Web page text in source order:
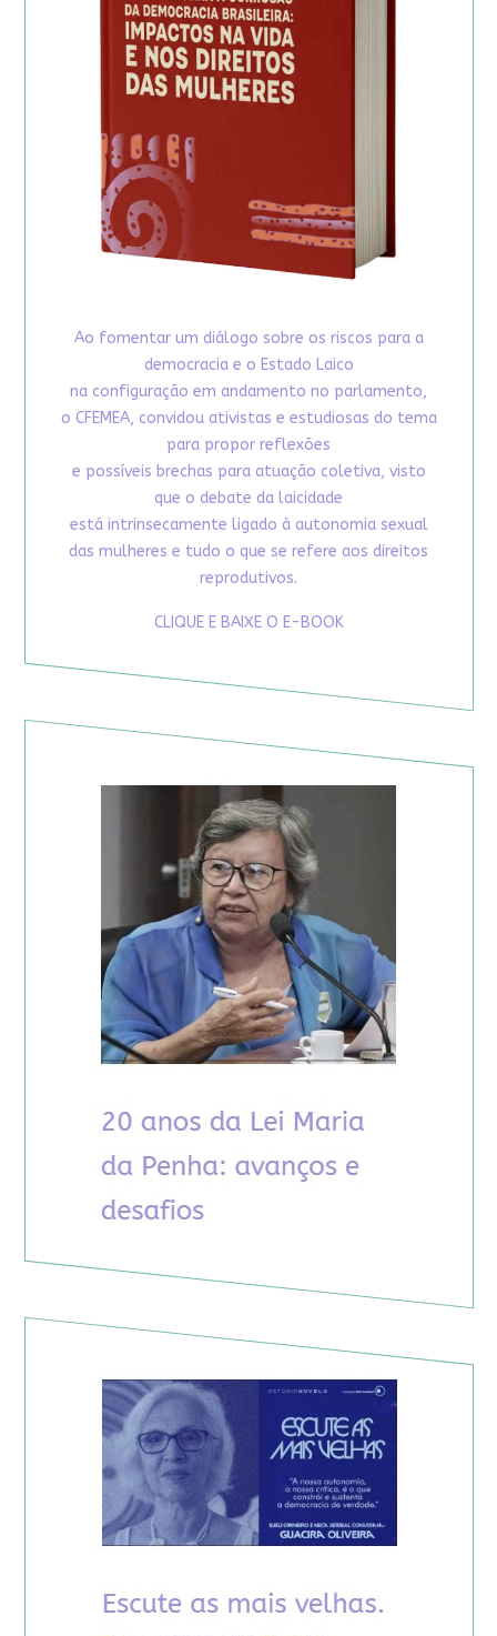
Ao fomentar um diálogo sobre os riscos para a
democracia e o Estado Laico
na configuração em andamento no parlamento,
o CFEMEA, convidou ativistas e estudiosas do tema
para propor reflexões
e possíveis brechas para atuação coletiva, visto
que o debate da laicidade
está intrinsecamente ligado à autonomia sexual
das mulheres e tudo o que se refere aos direitos
reprodutivos.
CLIQUE E BAIXE O E-BOOK